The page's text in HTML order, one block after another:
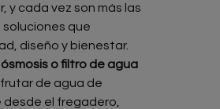
y cada vez son más las
que
diseño y bienestar.
o filtro de agua
de agua de
el fregadero,